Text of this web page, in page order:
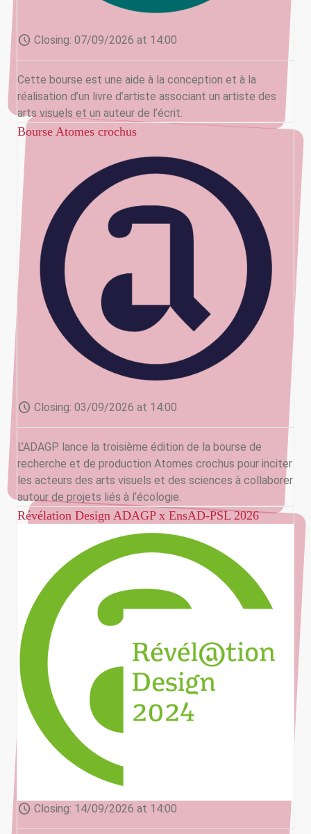
schedule Closing: 07/09/2026 at 14:00
Cette bourse est une aide à la conception et à la
réalisation d’un livre d’artiste associant un artiste des
arts visuels et un auteur de l’écrit.
Bourse Atomes crochus
schedule Closing: 03/09/2026 at 14:00
L’ADAGP lance la troisième édition de la bourse de
recherche et de production Atomes crochus pour inciter
les acteurs des arts visuels et des sciences à collaborer
autour de projets liés à l’écologie.
Révélation Design ADAGP x EnsAD-PSL 2026
schedule Closing: 14/09/2026 at 14:00